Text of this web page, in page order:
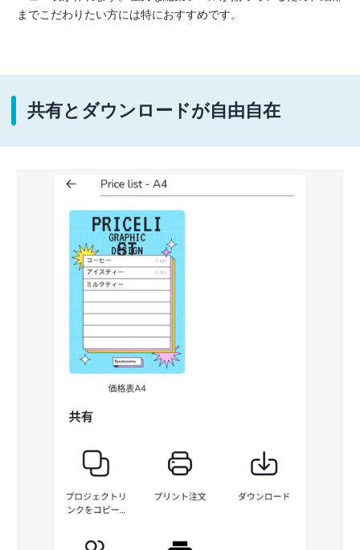
までこだわりたい方には特におすすめです。
共有とダウンロードが自由自在